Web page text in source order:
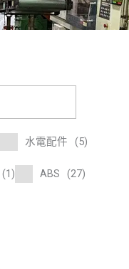
水電配件 (5)
(1) ABS (27)